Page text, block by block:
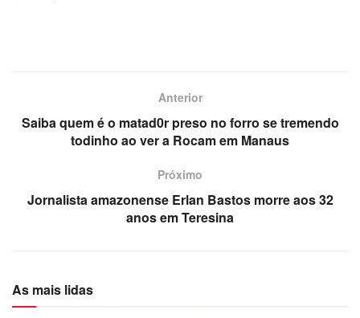
Anterior
Saiba quem é o matad0r preso no forro se tremendo
todinho ao ver a Rocam em Manaus
Próximo
Jornalista amazonense Erlan Bastos morre aos 32
anos em Teresina
As mais lidas